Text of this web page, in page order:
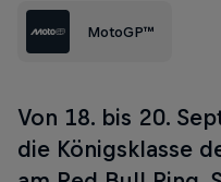
MotoGP™
Von 18. bis 20.
die Königsklasse